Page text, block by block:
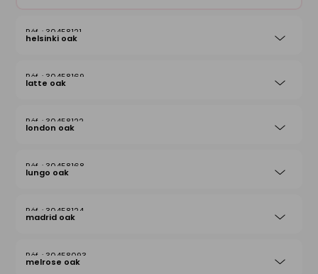
30458121
helsinki oak
30458169
latte oak
30458122
london oak
30458168
lungo oak
30458124
madrid oak
30458093
melrose oak